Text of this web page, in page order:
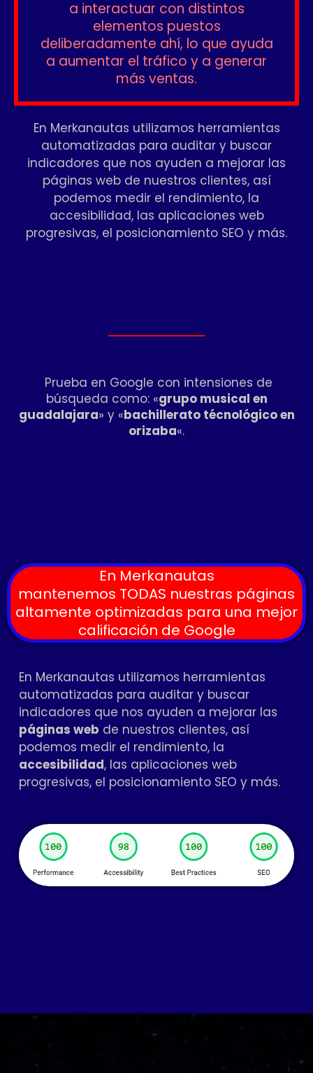
a interactuar con distintos
elementos puestos
deliberadamente ahí, lo que ayuda
a aumentar el tráfico y a generar
más ventas.
En Merkanautas utilizamos herramientas
automatizadas para auditar y buscar
indicadores que nos ayuden a mejorar las
páginas web de nuestros clientes, así
podemos medir el rendimiento, la
accesibilidad, las aplicaciones web
progresivas, el posicionamiento SEO y más.
Prueba en Google con intensiones de
búsqueda como: «grupo musical en
guadalajara» y «bachillerato técnológico en
orizaba«.
En Merkanautas
mantenemos TODAS nuestras páginas
altamente optimizadas para una mejor
calificación de Google
En Merkanautas utilizamos herramientas
automatizadas para auditar y buscar
indicadores que nos ayuden a mejorar las
páginas web de nuestros clientes, así
podemos medir el rendimiento, la
accesibilidad, las aplicaciones web
progresivas, el posicionamiento SEO y más.